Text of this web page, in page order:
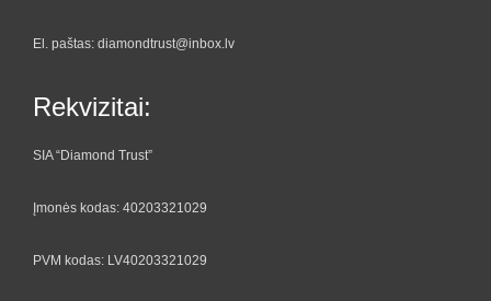
El. paštas: diamondtrust@inbox.lv
Rekvizitai:
SIA “Diamond Trust”
Įmonės kodas: 40203321029
PVM kodas: LV40203321029